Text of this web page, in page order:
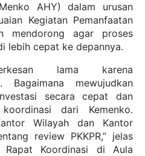
AHY) dalam urusan
Kegiatan Pemanfaatan
mendorong agar proses
lebih cepat ke depannya.
lama karena
Bagaimana mewujudkan
secara cepat dan
dari Kemenko.
Wilayah dan Kantor
review PKKPR,” jelas
Koordinasi di Aula